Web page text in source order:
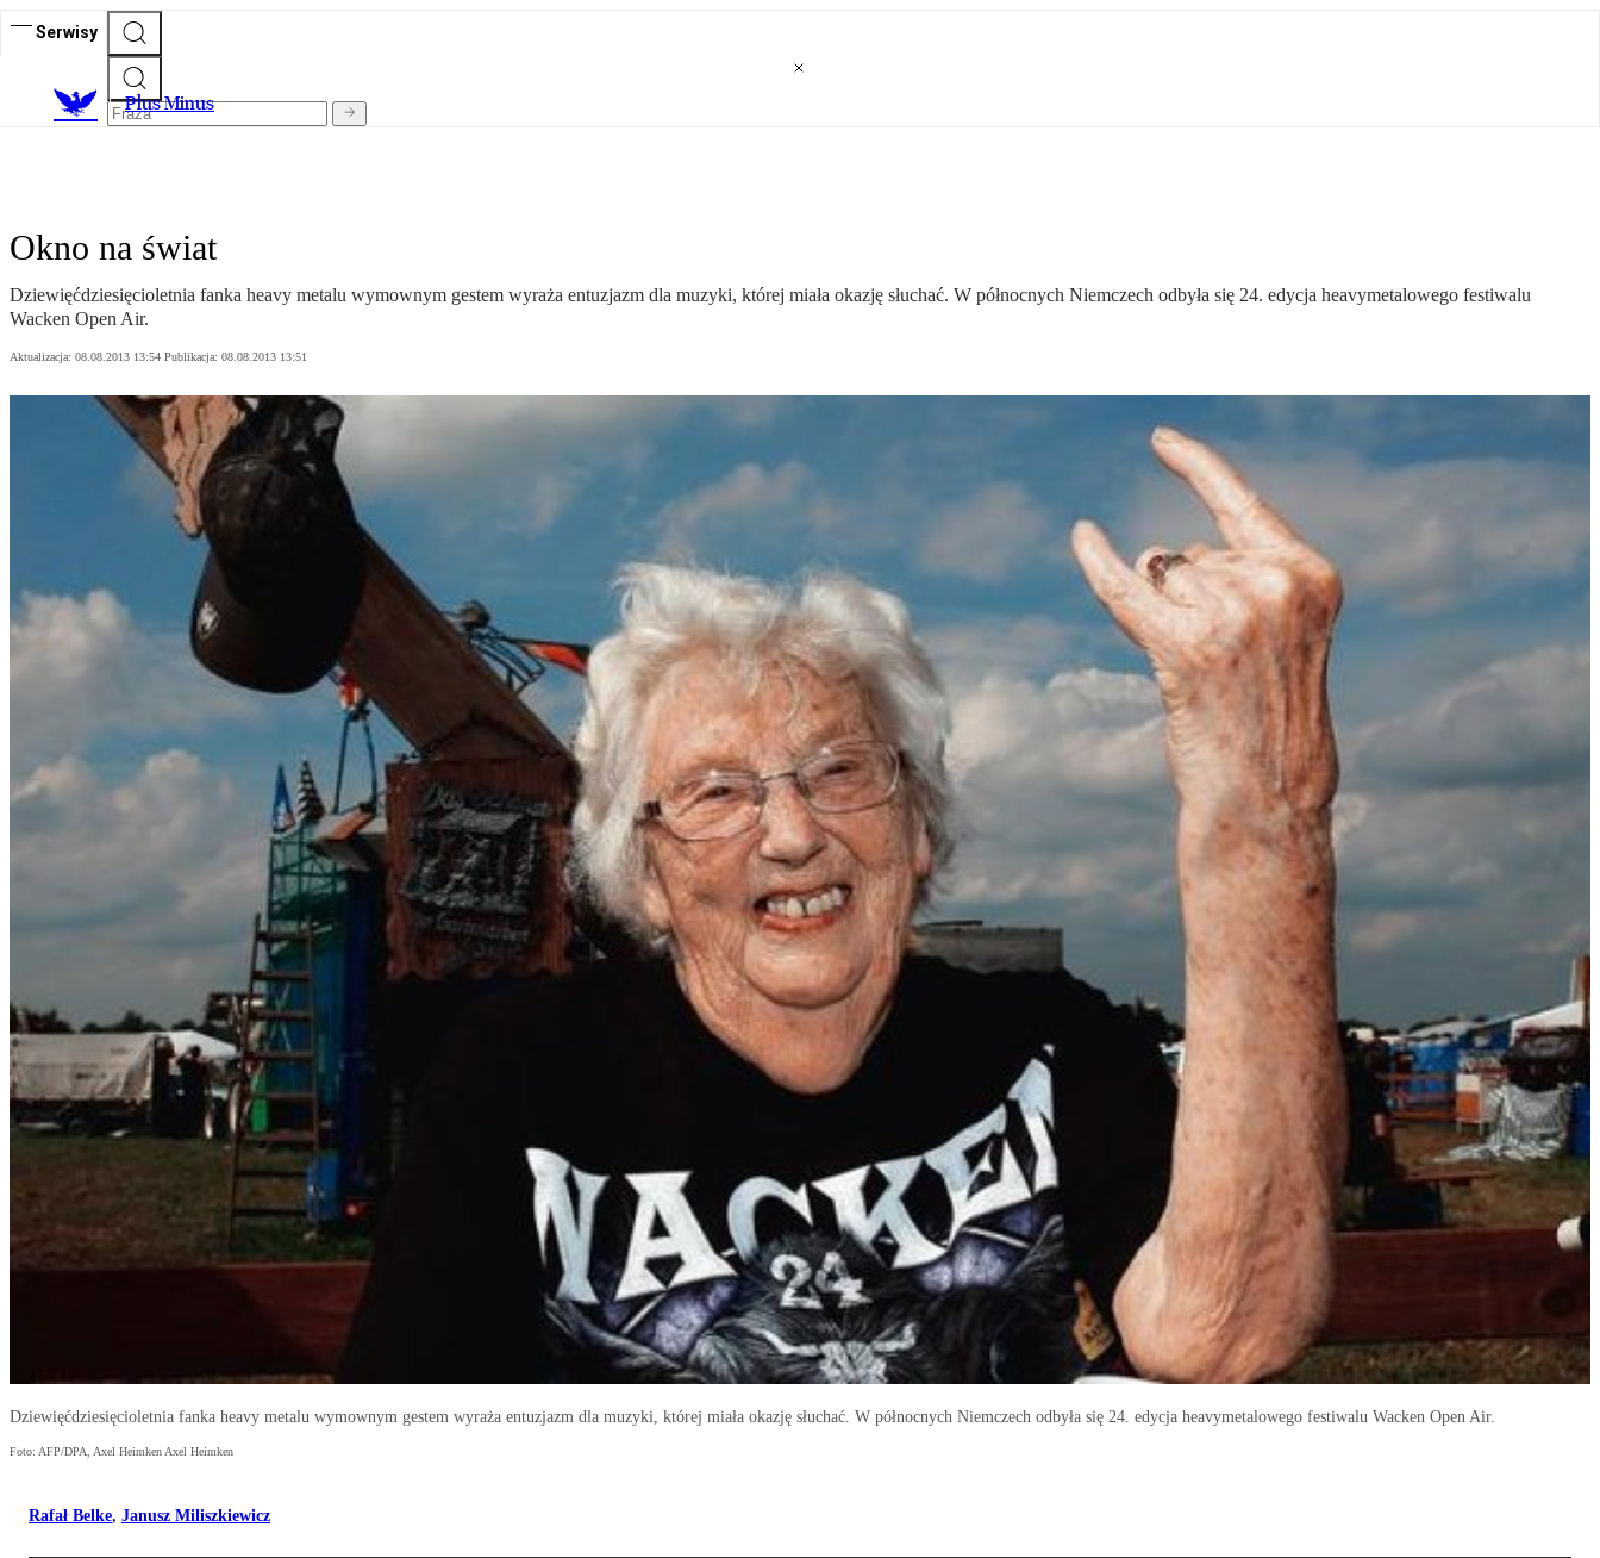
Serwisy
Plus Minus
Okno na świat
Dziewięćdziesięcioletnia fanka heavy metalu wymownym gestem wyraża entuzjazm dla muzyki, której miała okazję słuchać. W północnych Niemczech odbyła się 24. edycja heavymetalowego festiwalu
Wacken Open Air.
Aktualizacja: 08.08.2013 13:54 Publikacja: 08.08.2013 13:51
Dziewięćdziesięcioletnia fanka heavy metalu wymownym gestem wyraża entuzjazm dla muzyki, której miała okazję słuchać. W północnych Niemczech odbyła się 24. edycja heavymetalowego festiwalu Wacken Open Air.
Foto: AFP/DPA, Axel Heimken Axel Heimken
Rafał Belke, Janusz Miliszkiewicz